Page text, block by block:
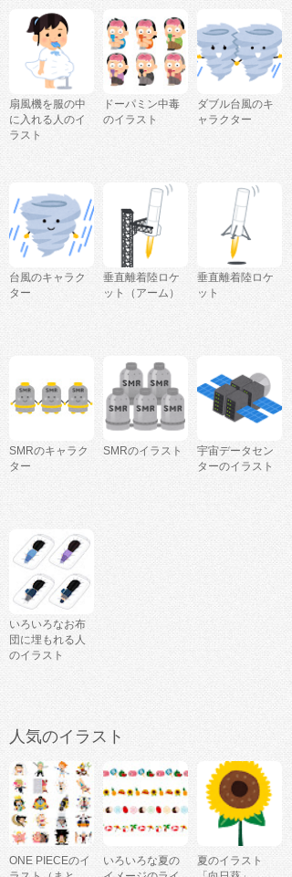
扇風機を服の中
に入れる人のイ
ラスト
ドーパミン中毒
のイラスト
ダブル台風のキ
ャラクター
台風のキャラク
ター
垂直離着陸ロケ
ット（アーム）
垂直離着陸ロケ
ット
SMRのキャラク
ター
SMRのイラスト
宇宙データセン
ターのイラスト
いろいろなお布
団に埋もれる人
のイラスト
人気のイラスト
ONE PIECEのイ
いろいろな夏の
夏のイラスト